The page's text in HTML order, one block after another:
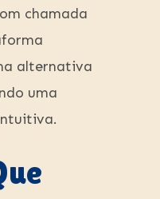
chamada
alternativa
uma